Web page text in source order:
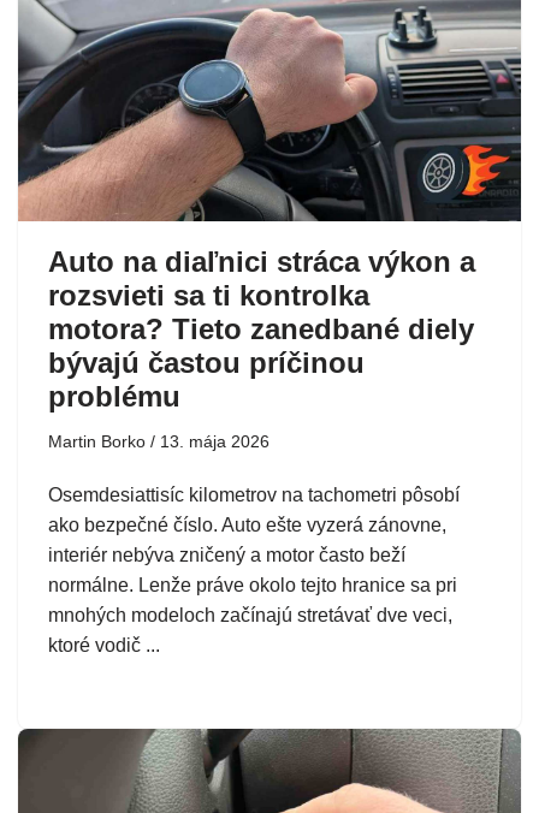
Auto na diaľnici stráca výkon a
rozsvieti sa ti kontrolka
motora? Tieto zanedbané diely
bývajú častou príčinou
problému
Martin Borko 13. mája 2026
Osemdesiattisíc kilometrov na tachometri pôsobí
ako bezpečné číslo. Auto ešte vyzerá zánovne,
interiér nebýva zničený a motor často beží
normálne. Lenže práve okolo tejto hranice sa pri
mnohých modeloch začínajú stretávať dve veci,
ktoré vodič ...